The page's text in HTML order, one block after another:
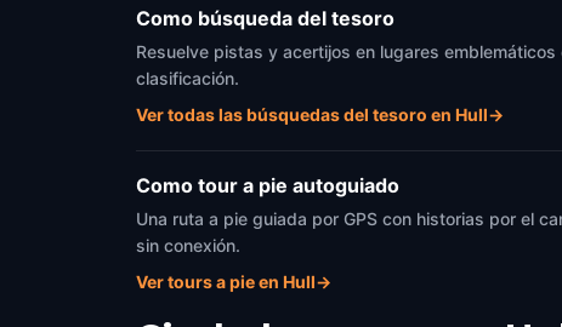
Como búsqueda del tesoro
Resuelve pistas y acertijos en lugares
clasificación.
Ver todas las búsquedas del tesoro en Hull→
Como tour a pie autoguiado
Una ruta a pie guiada por GPS con historias por el
sin conexión.
Ver tours a pie en Hull→